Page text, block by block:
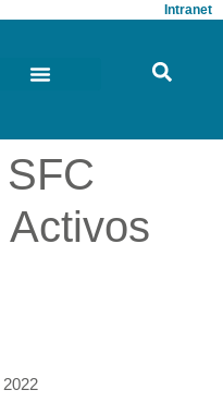
Intranet
2022